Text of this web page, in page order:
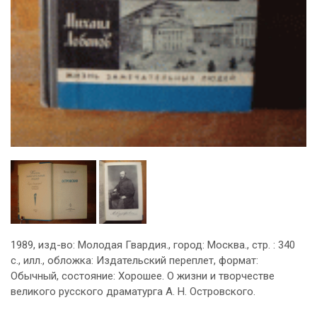
1989, изд-во: Молодая Гвардия., город: Москва., стр. : 340
с., илл., обложка: Издательский переплет, формат:
Обычный, состояние: Хорошее. О жизни и творчестве
великого русского драматурга А. Н. Островского.